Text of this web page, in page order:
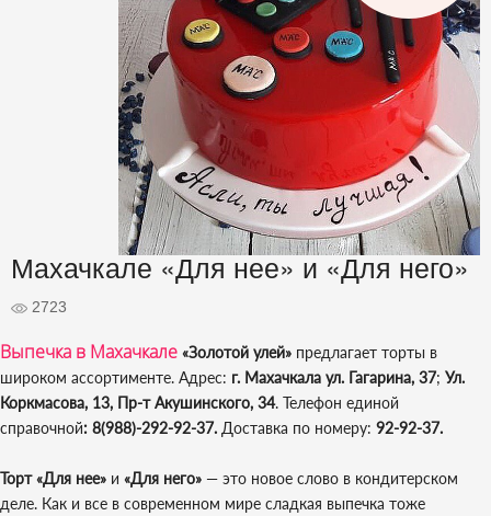
Махачкале «Для нее» и «Для него»
2723
Выпечка в Махачкале «Золотой улей» предлагает торты в
широком ассортименте. Адрес: г. Махачкала ул. Гагарина, 37; Ул.
Коркмасова, 13, Пр-т Акушинского, 34. Телефон единой
справочной: 8(988)-292-92-37. Доставка по номеру: 92-92-37.
Торт «Для нее» и «Для него» — это новое слово в кондитерском
деле. Как и все в современном мире сладкая выпечка тоже